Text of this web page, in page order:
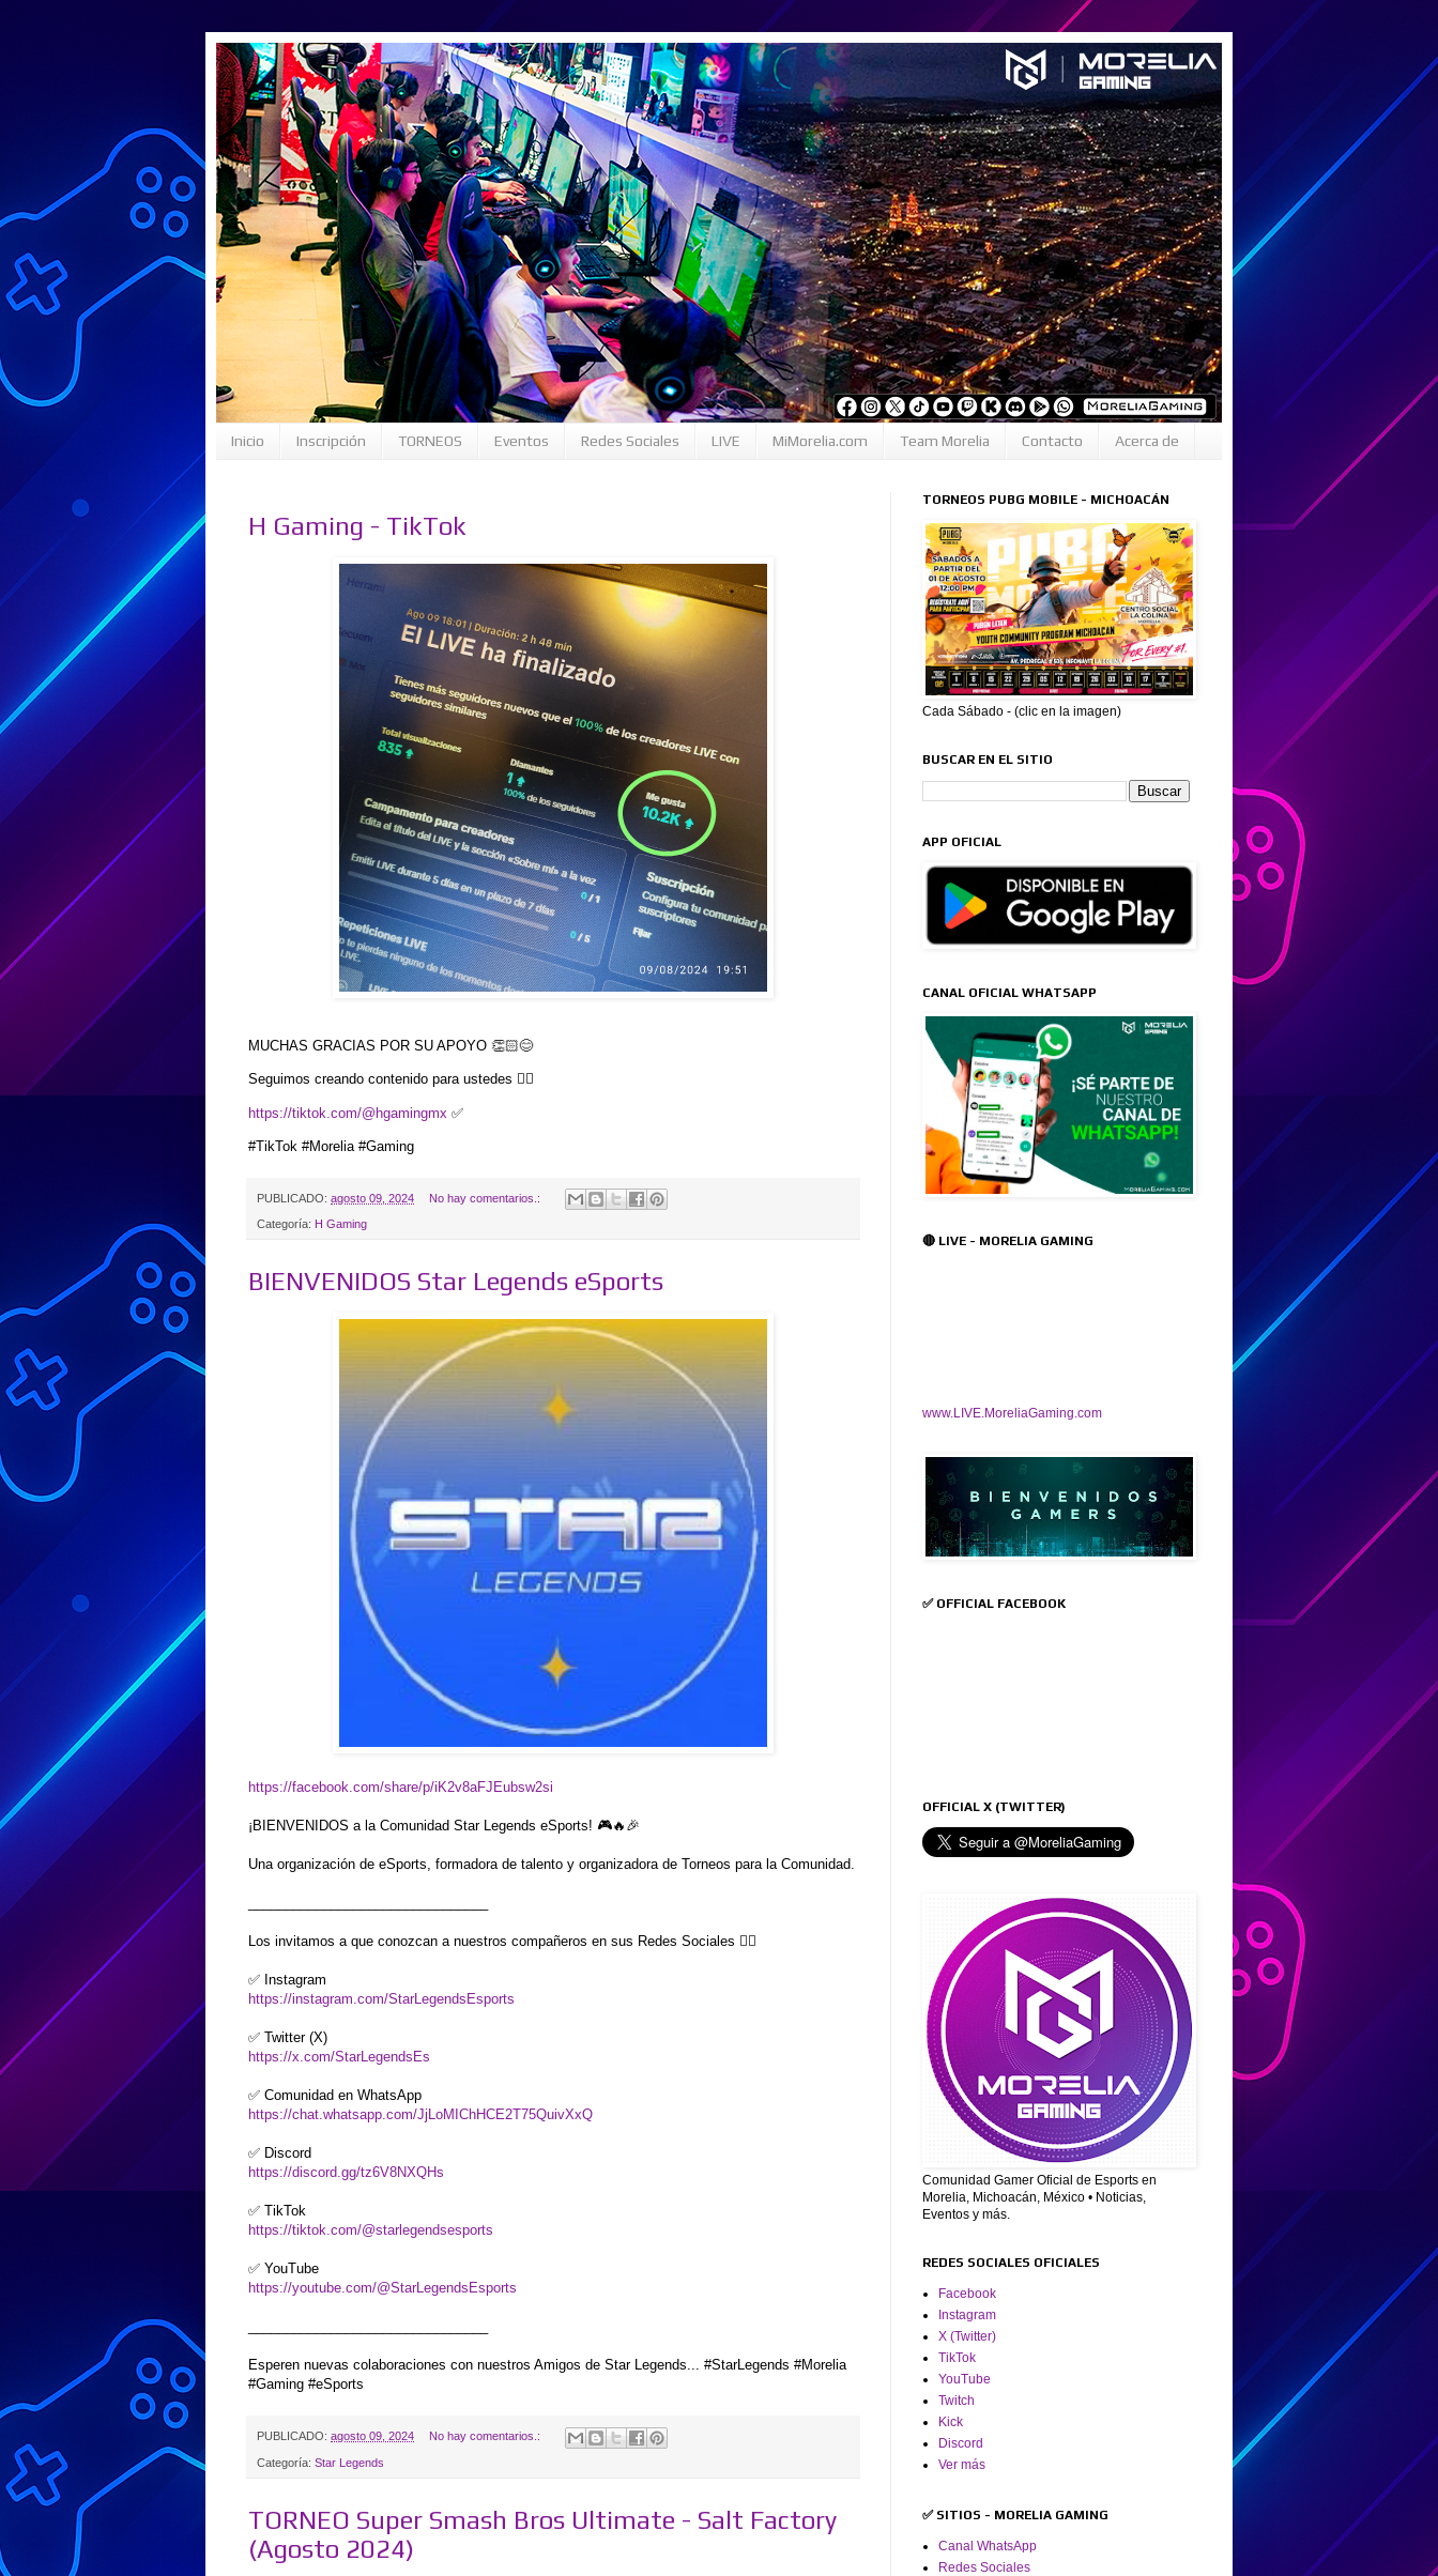
Inicio Inscripción TORNEOS Eventos Redes Sociales LIVE MiMorelia.com Team Morelia Contacto Acerca de
H Gaming - TikTok
MUCHAS GRACIAS POR SU APOYO 👏🏻😊
Seguimos creando contenido para ustedes 👍🏻
https://tiktok.com/@hgamingmx ✅
#TikTok #Morelia #Gaming
PUBLICADO: agosto 09, 2024 No hay comentarios.:
Categoría: H Gaming
BIENVENIDOS Star Legends eSports
https://facebook.com/share/p/iK2v8aFJEubsw2si
¡BIENVENIDOS a la Comunidad Star Legends eSports! 🎮🔥🎉
Una organización de eSports, formadora de talento y organizadora de Torneos para la Comunidad.
Los invitamos a que conozcan a nuestros compañeros en sus Redes Sociales 👇🏻
✅ Instagram
https://instagram.com/StarLegendsEsports
✅ Twitter (X)
https://x.com/StarLegendsEs
✅ Comunidad en WhatsApp
https://chat.whatsapp.com/JjLoMIChHCE2T75QuivXxQ
✅ Discord
https://discord.gg/tz6V8NXQHs
✅ TikTok
https://tiktok.com/@starlegendsesports
✅ YouTube
https://youtube.com/@StarLegendsEsports
Esperen nuevas colaboraciones con nuestros Amigos de Star Legends... #StarLegends #Morelia
#Gaming #eSports
PUBLICADO: agosto 09, 2024 No hay comentarios.:
Categoría: Star Legends
TORNEO Super Smash Bros Ultimate - Salt Factory
(Agosto 2024)
TORNEOS PUBG MOBILE - MICHOACÁN
Cada Sábado - (clic en la imagen)
BUSCAR EN EL SITIO
APP OFICIAL
CANAL OFICIAL WHATSAPP
🔴 LIVE - MORELIA GAMING
www.LIVE.MoreliaGaming.com
✅ OFFICIAL FACEBOOK
OFFICIAL X (TWITTER)
Comunidad Gamer Oficial de Esports en
Morelia, Michoacán, México • Noticias,
Eventos y más.
REDES SOCIALES OFICIALES
Facebook
Instagram
X (Twitter)
TikTok
YouTube
Twitch
Kick
Discord
Ver más
✅ SITIOS - MORELIA GAMING
Canal WhatsApp
Redes Sociales